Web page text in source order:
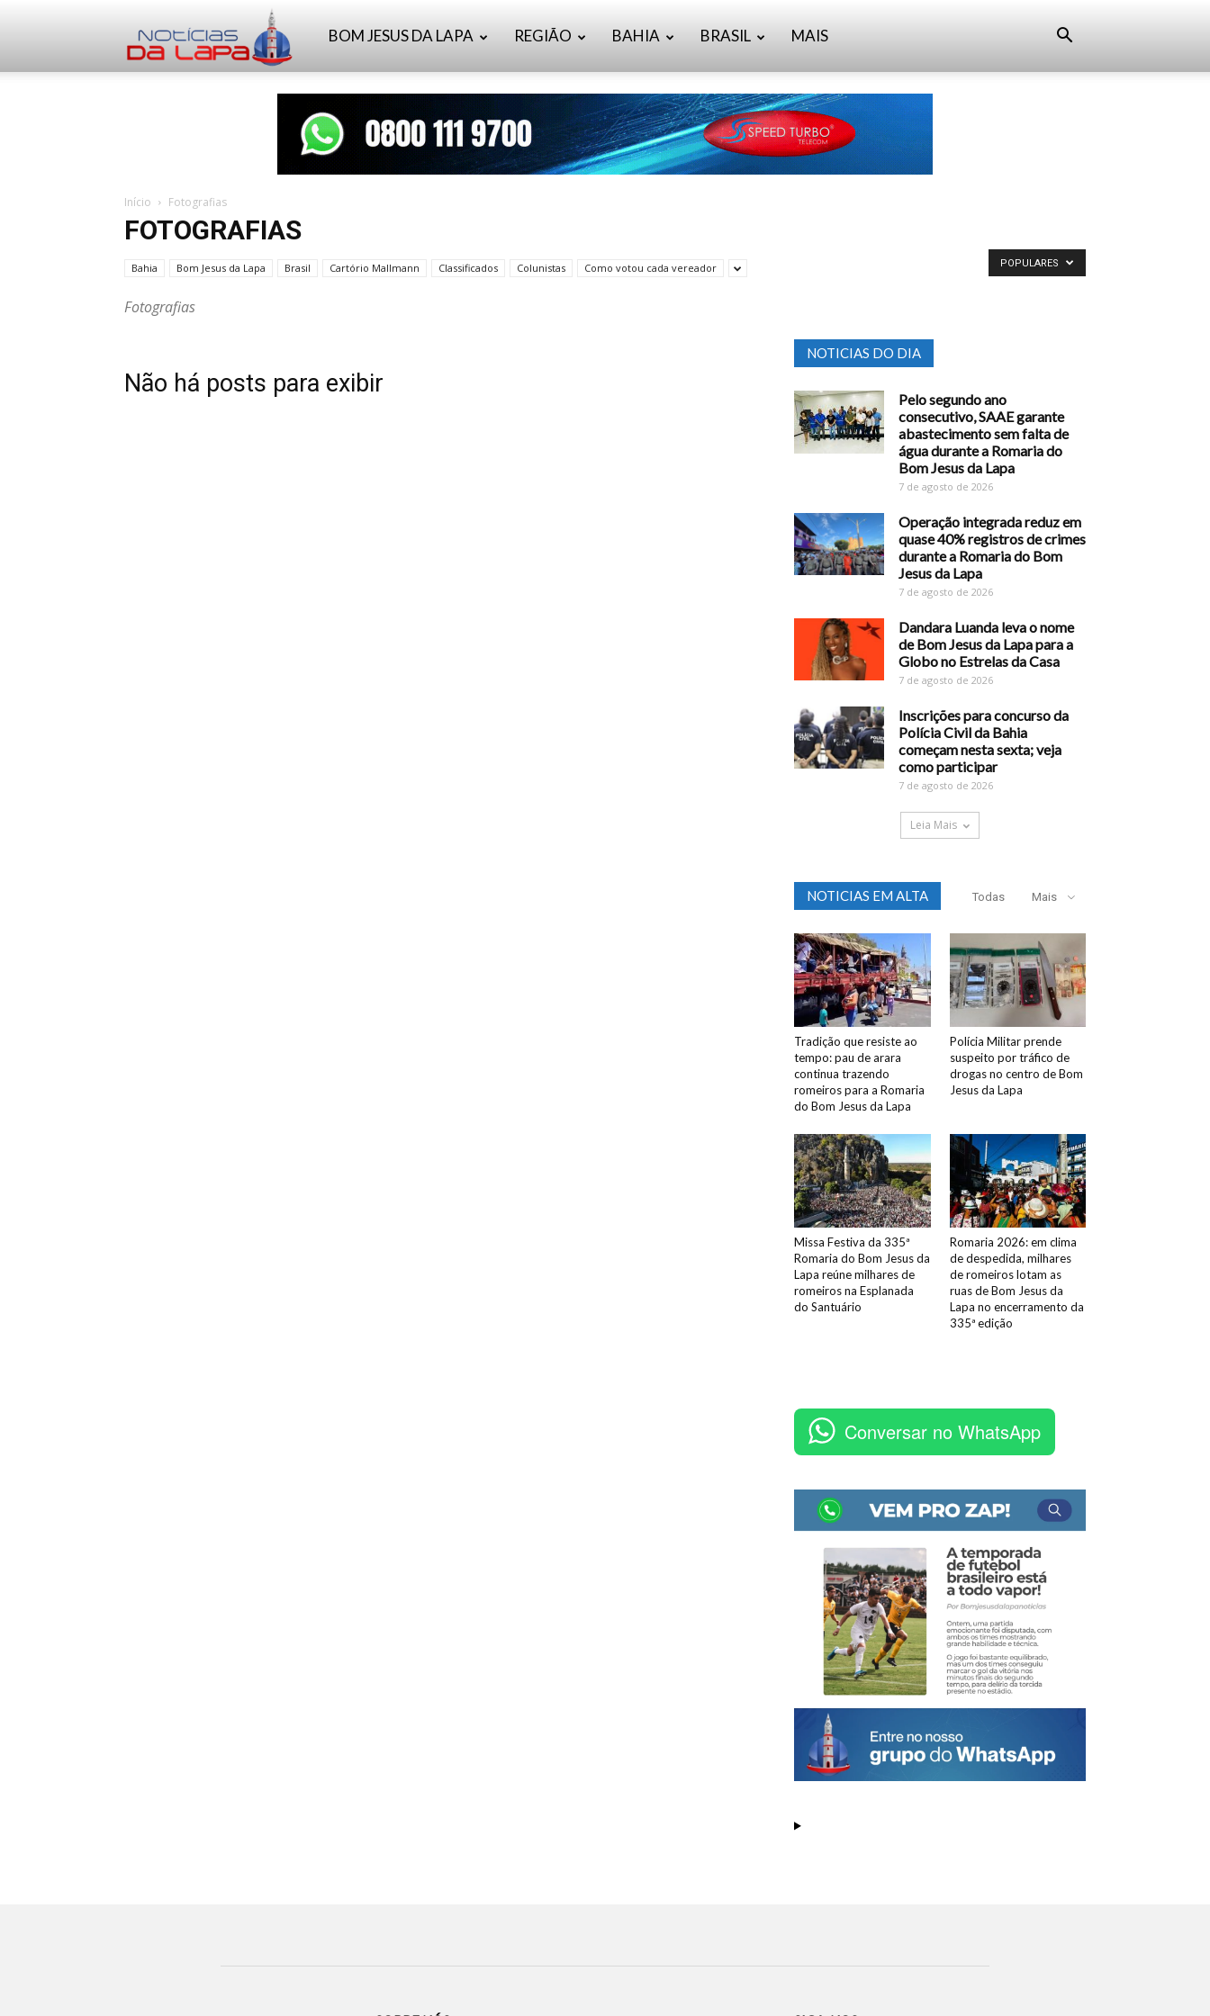
Notícias
Lapa
BOM JESUS DA LAPA REGIÃO BAHIA BRASIL MAIS
Início Fotografias
FOTOGRAFIAS
Bahia Bom Jesus da Lapa Brasil Cartório Mallmann Classificados Colunistas Como votou cada vereador
Fotografias
POPULARES
Não há posts para exibir
NOTICIAS DO DIA
Pelo segundo ano
consecutivo, SAAE garante
abastecimento sem falta de
água durante a Romaria do
Bom Jesus da Lapa
7 de agosto de 2026
Operação integrada reduz em
quase 40% registros de crimes
durante a Romaria do Bom
Jesus da Lapa
7 de agosto de 2026
Dandara Luanda leva o nome
de Bom Jesus da Lapa para a
Globo no Estrelas da Casa
7 de agosto de 2026
Inscrições para concurso da
Polícia Civil da Bahia
começam nesta sexta; veja
como participar
7 de agosto de 2026
Leia Mais
NOTICIAS EM ALTA Todas Mais
Tradição que resiste ao
tempo: pau de arara
continua trazendo
romeiros para a Romaria
do Bom Jesus da Lapa
Polícia Militar prende
suspeito por tráfico de
drogas no centro de Bom
Jesus da Lapa
Missa Festiva da 335ª
Romaria do Bom Jesus da
Lapa reúne milhares de
romeiros na Esplanada
do Santuário
Romaria 2026: em clima
de despedida, milhares
de romeiros lotam as
ruas de Bom Jesus da
Lapa no encerramento da
335ª edição
Conversar no WhatsApp